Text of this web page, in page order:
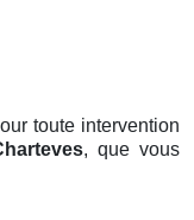
toute intervention
, que vous